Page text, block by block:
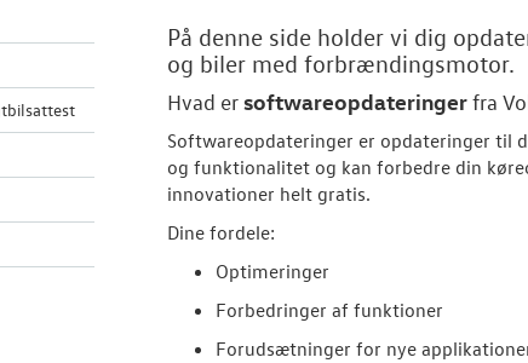
På denne side holder vi dig
og biler med forbrændingsmotor.
Hvad ersoftwareopdateringerfra
Softwareopdateringer er opdateringer til
og funktionalitet og kan forbedre din
innovationer helt gratis.
Dine fordele:
Optimeringer
Forbedringer af funktioner
Forudsætninger for nye